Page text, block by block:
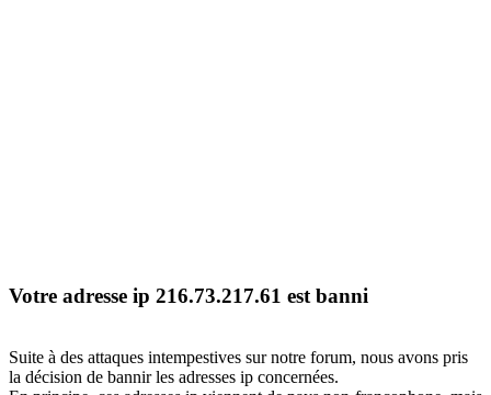
Votre adresse ip 216.73.217.61 est banni
Suite à des attaques intempestives sur notre forum, nous avons pris
la décision de bannir les adresses ip concernées.